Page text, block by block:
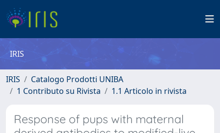
IRIS
IRIS
Catalogo Prodotti UNIBA
1 Contributo su Rivista
1.1 Articolo in rivista
Response of pups with maternal